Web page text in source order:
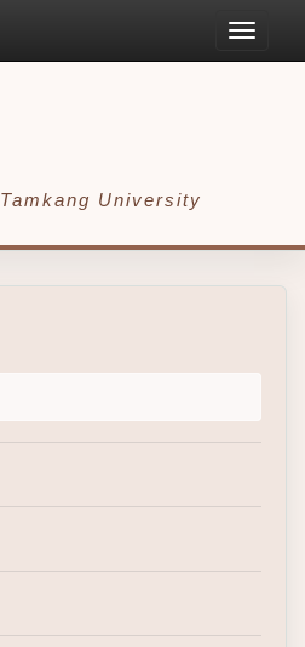
Toggle
Tamkang University